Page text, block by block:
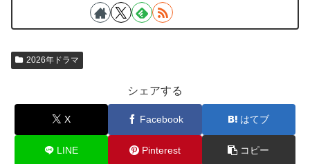
2026年ドラマ
シェアする
X Facebook はてブ
LINE Pinterest コピー